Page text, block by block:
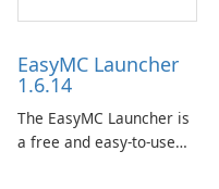
EasyMC Launcher
1.6.14
The EasyMC Launcher is
a free and easy-to-use